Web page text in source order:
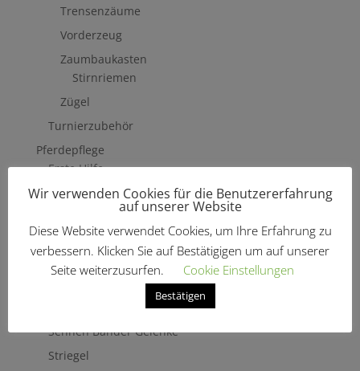
Trensenzäume
Vorderzeug
Zaumbaukasten
Stirnriemen
Zügel
Turnierzubehör
Pferdepflege
Erste Hilfe
Fliegenschutzmittel
Pferdewäsche
Putzzeug & Zubehör
Bürsten & Kardätschen
Sehnen Bänder Gelenke
Striegel
Wir verwenden Cookies für die Benutzererfahrung
auf unserer Website
Diese Website verwendet Cookies, um Ihre Erfahrung zu
verbessern. Klicken Sie auf Bestätigigen um auf unserer
Seite weiterzusurfen.
Cookie Einstellungen
Bestätigen